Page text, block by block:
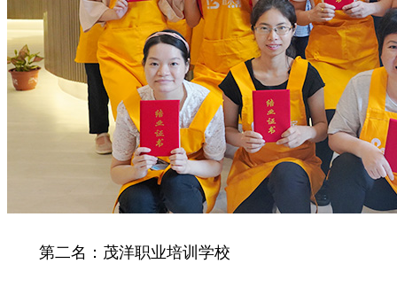
第二名：茂洋职业培训学校